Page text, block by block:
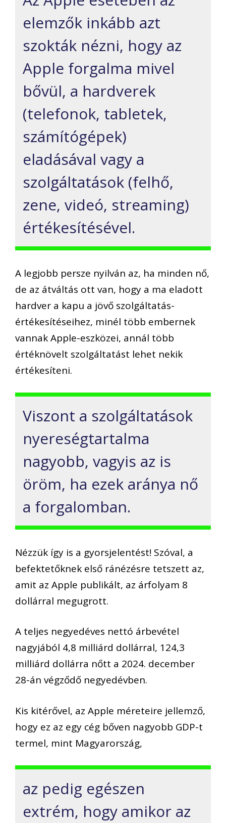
elemzők inkább azt
szokták nézni, hogy az
Apple forgalma mivel
bővül, a hardverek
(telefonok, tabletek,
számítógépek)
eladásával vagy a
szolgáltatások (felhő,
zene, videó, streaming)
értékesítésével.
A legjobb persze nyilván az, ha minden nő,
de az átváltás ott van, hogy a ma eladott
hardver a kapu a jövő szolgáltatás-
értékesítéseihez, minél több embernek
vannak Apple-eszközei, annál több
értéknövelt szolgáltatást lehet nekik
értékesíteni.
Viszont a szolgáltatások
nyereségtartalma
nagyobb, vagyis az is
öröm, ha ezek aránya nő
a forgalomban.
Nézzük így is a gyorsjelentést! Szóval, a
befektetőknek első ránézésre tetszett az,
amit az Apple publikált, az árfolyam 8
dollárral megugrott.
A teljes negyedéves nettó árbevétel
nagyjából 4,8 milliárd dollárral, 124,3
milliárd dollárra nőtt a 2024. december
28-án végződő negyedévben.
Kis kitérővel, az Apple méreteire jellemző,
hogy ez az egy cég bőven nagyobb GDP-t
termel, mint Magyarország,
az pedig egészen
extrém, hogy amikor az